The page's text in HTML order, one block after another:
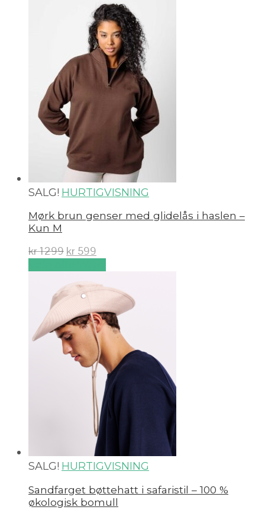
SALG! HURTIGVISNING
Mørk brun genser med glidelås i haslen –
Kun M
kr1299 kr 599
SALG! HURTIGVISNING
Sandfarget bøttehatt i safaristil – 100 %
økologisk bomull